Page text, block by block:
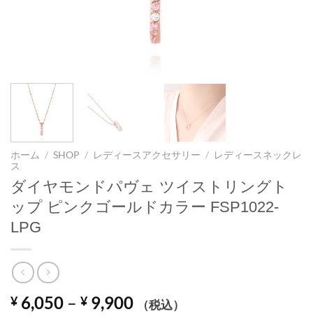
ホーム / SHOP / レディースアクセサリー / レディースネックレ
ス
ダイヤモンドパヴェ ツイストリングト
ップ ピンクゴールドカラー FSP1022-
LPG
¥ 6,050 – ¥ 9,900価（税込）